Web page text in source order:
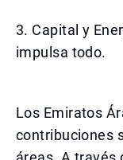
3. Capital y
impulsa todo.
Los Emiratos
contribuciones